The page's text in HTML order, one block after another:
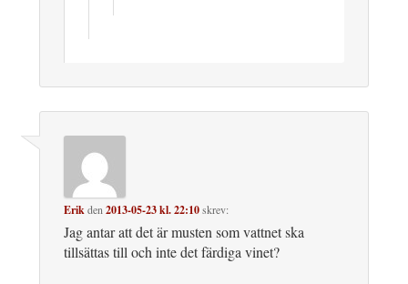
Erikden 2013-05-23 kl. 22:10skrev:
Jag antar att det är musten som vattnet ska
tillsättas till och inte det färdiga vinet?